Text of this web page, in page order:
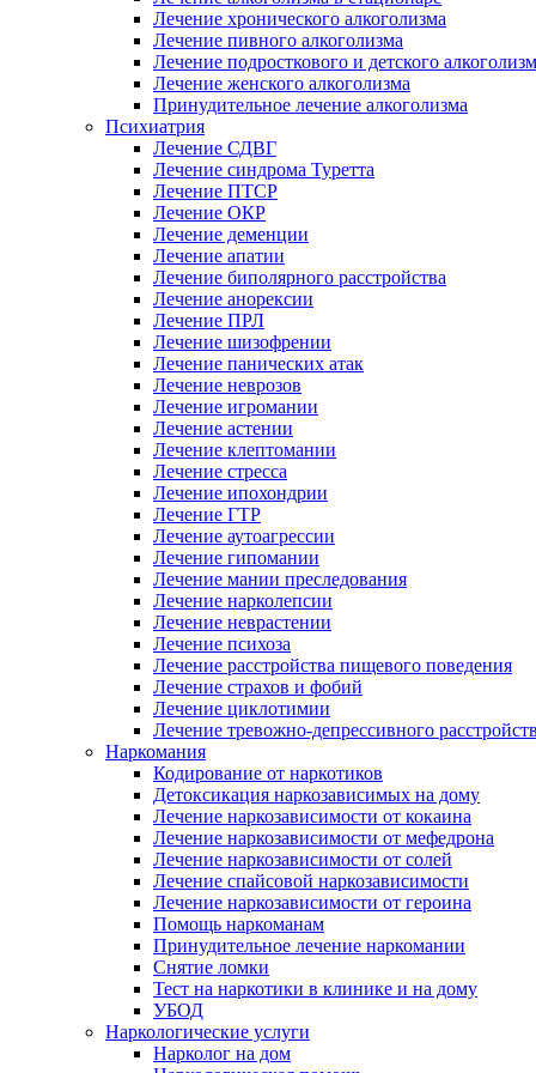
Лечение хронического алкоголизма
Лечение пивного алкоголизма
Лечение подросткового и детского
Лечение женского алкоголизма
Принудительное лечение алкоголизма
Психиатрия
Лечение СДВГ
Лечение синдрома Туретта
Лечение ПТСР
Лечение ОКР
Лечение деменции
Лечение апатии
Лечение биполярного расстройства
Лечение анорексии
Лечение ПРЛ
Лечение шизофрении
Лечение панических атак
Лечение неврозов
Лечение игромании
Лечение астении
Лечение клептомании
Лечение стресса
Лечение ипохондрии
Лечение ГТР
Лечение аутоагрессии
Лечение гипомании
Лечение мании преследования
Лечение нарколепсии
Лечение неврастении
Лечение психоза
Лечение расстройства пищевого поведения
Лечение страхов и фобий
Лечение циклотимии
Лечение тревожно-депрессивного
Наркомания
Кодирование от наркотиков
Детоксикация наркозависимых на дому
Лечение наркозависимости от кокаина
Лечение наркозависимости от мефедрона
Лечение наркозависимости от солей
Лечение спайсовой наркозависимости
Лечение наркозависимости от героина
Помощь наркоманам
Принудительное лечение наркомании
Снятие ломки
Тест на наркотики в клинике и на дому
УБОД
Наркологические услуги
Нарколог на дом